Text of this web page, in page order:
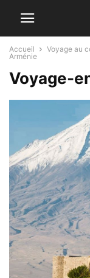
Accueil Voyage au
Arménie
Voyage-